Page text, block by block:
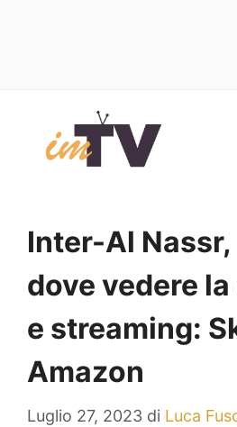
contenuto
Inter-Al
dove vedere
e streaming:
Amazon
Luglio 27, 2023 di Luca